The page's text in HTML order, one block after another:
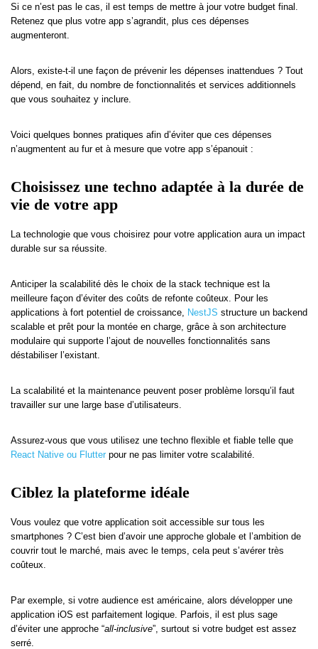
Si ce n’est pas le cas, il est temps de mettre à jour votre budget final.
Retenez que plus votre app s’agrandit, plus ces dépenses
augmenteront.
Alors, existe-t-il une façon de prévenir les dépenses inattendues ? Tout
dépend, en fait, du nombre de fonctionnalités et services additionnels
que vous souhaitez y inclure.
Voici quelques bonnes pratiques afin d’éviter que ces dépenses
n’augmentent au fur et à mesure que votre app s’épanouit :
Choisissez une techno adaptée à la durée de
vie de votre app
La technologie que vous choisirez pour votre application aura un impact
durable sur sa réussite.
Anticiper la scalabilité dès le choix de la stack technique est la
meilleure façon d’éviter des coûts de refonte coûteux. Pour les
applications à fort potentiel de croissance, NestJS structure un backend
scalable et prêt pour la montée en charge, grâce à son architecture
modulaire qui supporte l’ajout de nouvelles fonctionnalités sans
déstabiliser l’existant.
La scalabilité et la maintenance peuvent poser problème lorsqu’il faut
travailler sur une large base d’utilisateurs.
Assurez-vous que vous utilisez une techno flexible et fiable telle que
React Native ou Flutter pour ne pas limiter votre scalabilité.
Ciblez la plateforme idéale
Vous voulez que votre application soit accessible sur tous les
smartphones ? C’est bien d’avoir une approche globale et l’ambition de
couvrir tout le marché, mais avec le temps, cela peut s’avérer très
coûteux.
Par exemple, si votre audience est américaine, alors développer une
application iOS est parfaitement logique. Parfois, il est plus sage
d’éviter une approche “all-inclusive”, surtout si votre budget est assez
serré.